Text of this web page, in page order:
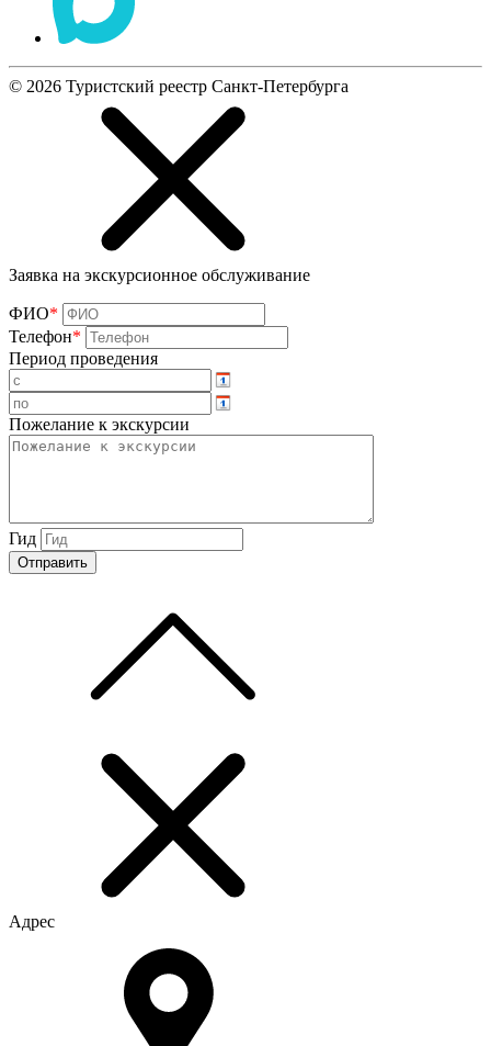
© 2026 Туристский реестр Санкт-Петербурга
Заявка на экскурсионное обслуживание
ФИО*
Телефон*
Период проведения
Пожелание к экскурсии
Гид
Адрес